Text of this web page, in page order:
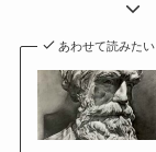
あわせて読みたい